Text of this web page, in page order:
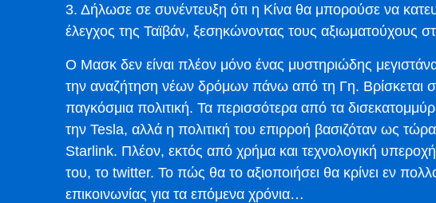
3. Δήλωσε σε συνέντευξη ότι η Κίνα θα μπορούσε να
έλεγχος της Ταϊβάν, ξεσηκώνοντας τους αξιωματούχους
Ο Μασκ δεν είναι πλέον μόνο ένας μυστηριώδης
την αναζήτηση νέων δρόμων πάνω από τη Γη. Βρίσκεται
παγκόσμια πολιτική. Τα περισσότερα από τα
την Tesla, αλλά η πολιτική του επιρροή βασιζόταν ως
Starlink. Πλέον, εκτός από χρήμα και τεχνολογική
του, το twitter. Το πώς θα το αξιοποιήσει θα κρίνει εν
επικοινωνίας για τα επόμενα χρόνια…